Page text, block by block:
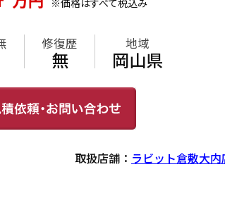
修復歴
無
地域
岡山県
取扱店舗： ラビット倉敷大内